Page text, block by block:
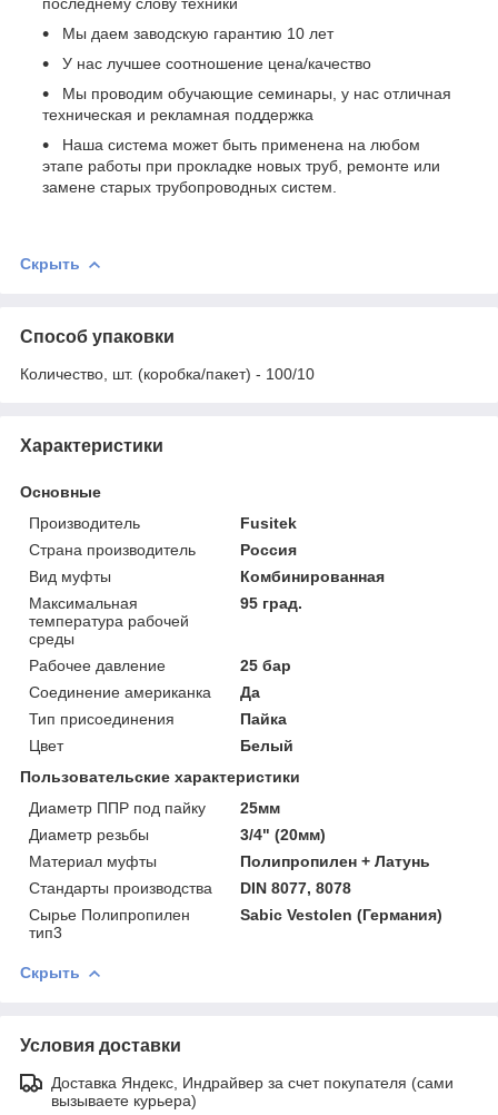
Мы даем заводскую гарантию 10 лет
У нас лучшее соотношение цена/качество
Мы проводим обучающие семинары, у нас отличная
техническая и рекламная поддержка
Наша система может быть применена на любом
этапе работы при прокладке новых труб, ремонте или
замене старых трубопроводных систем.
Скрыть
Способ упаковки
Количество, шт. (коробка/пакет) - 100/10
Характеристики
Основные
Производитель
Fusitek
Страна производитель
Россия
Вид муфты
Комбинированная
Максимальная
температура рабочей
среды
95 град.
Рабочее давление
25 бар
Соединение американка
Да
Тип присоединения
Пайка
Цвет
Белый
Пользовательские характеристики
Диаметр ППР под пайку
25мм
Диаметр резьбы
3/4" (20мм)
Материал муфты
Полипропилен + Латунь
Стандарты производства
DIN 8077, 8078
Сырье Полипропилен
тип3
Sabic Vestolen (Германия)
Скрыть
Условия доставки
Доставка Яндекс, Индрайвер за счет покупателя (сами
вызываете курьера)